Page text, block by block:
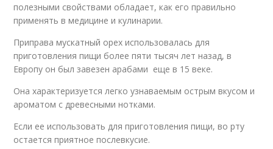
полезными свойствами обладает, как его правильно
применять в медицине и кулинарии.
Приправа мускатный орех использовалась для
приготовления пищи более пяти тысяч лет назад, в
Европу он был завезен арабами еще в 15 веке.
Она характеризуется легко узнаваемым острым вкусом и
ароматом с древесными нотками.
Если ее использовать для приготовления пищи, во рту
остается приятное послевкусие.